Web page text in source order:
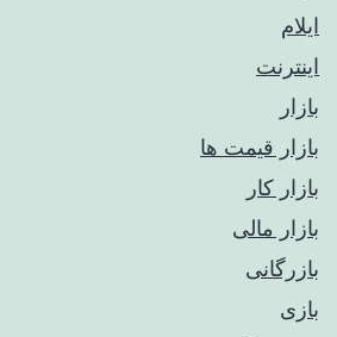
ایلام
اینترنت
بازار
بازار قیمت ها
بازار کار
بازار مالی
بازرگانی
بازی